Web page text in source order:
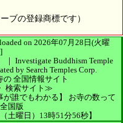
ブの登録商標です）
on 2026年07月28日(火曜
｜ Investigate Buddhism Temple
bySearch Temples Corp.
の 全国情報サイト
検索サイト≫
が誰でもわかる】
お寺の数って
国版
土曜日）13時51分56秒】